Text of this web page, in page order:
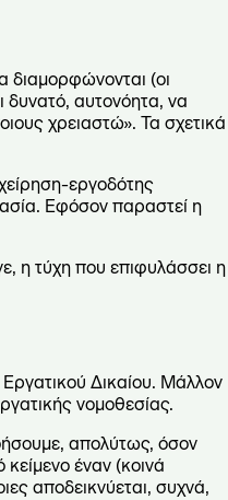
διαμορφώνονται (οι
αυτονόητα, να
χρειαστώ». Τα σχετικά
εργοδότης
Εφόσον παραστεί η
η τύχη που επιφυλάσσει η
Δικαίου. Μάλλον
νομοθεσίας.
απολύτως, όσον
έναν (κοινά
αποδεικνύεται, συχνά,